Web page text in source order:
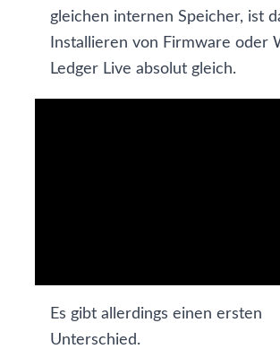
gleichen internen Speicher, ist
Installieren von Firmware oder
Ledger Live absolut gleich.
Es gibt allerdings einen ersten
Unterschied.